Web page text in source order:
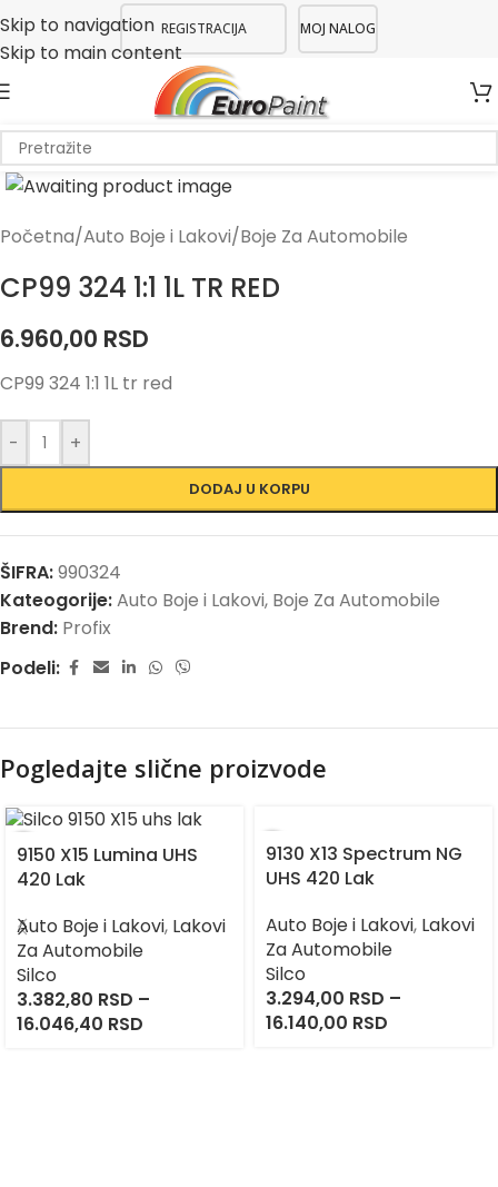
Skip to navigation
Skip to main content
REGISTRACIJA MOJ NALOG
Početna/Auto Boje i Lakovi/Boje Za Automobile
CP99 324 1:1 1L TR RED
6.960,00 RSD
CP99 324 1:1 1L tr red
- +
DODAJ U KORPU
ŠIFRA:990324
Kateogorije:Auto Boje i Lakovi, Boje Za Automobile
Brend: Profix
Podeli:
Pogledajte slične proizvode
9150 X15 Lumina UHS
420 Lak
Auto Boje i Lakovi, Lakovi
Za Automobile
Silco
3.382,80 RSD –
16.046,40 RSD
9130 X13 Spectrum NG
UHS 420 Lak
Auto Boje i Lakovi, Lakovi
Za Automobile
Silco
3.294,00 RSD –
16.140,00 RSD